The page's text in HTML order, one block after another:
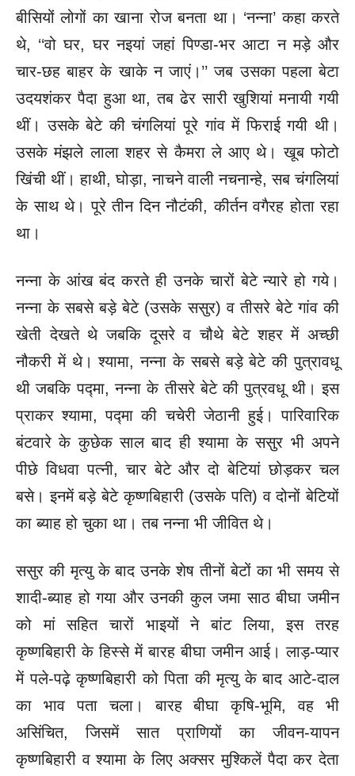
बीसियों लोगों का खाना रोज बनता था। ‘नन्ना’ कहा करते
थे, ‘‘वो घर, घर नइयां जहां पिण्डा-भर आटा न मड़े और
चार-छह बाहर के खाके न जाएं।’’ जब उसका पहला बेटा
उदयशंकर पैदा हुआ था, तब ढेर सारी खुशियांमनायी गयी
थीं। उसके बेटे की चंगलियां पूरे गांव में फिराई गयी थी।
उसके मंझले लाला शहर से कैमरा ले आए थे। खूब फोटो
खिंची थीं। हाथी, घोड़ा, नाचने वाली नचनान्हे, सब चंगलियां
के साथ थे। पूरे तीन दिन नौटंकी, कीर्तन वगैरह होता रहा
था।
नन्ना के आंख बंद करते ही उनके चारों बेटे न्यारे हो गये।
नन्ना के सबसे बड़े बेटे (उसके ससुर) व तीसरे बेटे गांव की
खेती देखते थे जबकि दूसरे व चौथे बेटे शहर में अच्छी
नौकरी में थे। श्यामा, नन्ना के सबसे बड़े बेटे की पुत्रावधू
थी जबकि पद्मा, नन्ना के तीसरे बेटे की पुत्रवधू थी। इस
प्राकर श्यामा, पद्मा की चचेरी जेठानी हुई। पारिवारिक
बंटवारे के कुछेक साल बाद ही श्यामा के ससुर भी अपने
पीछे विधवा पत्नी, चार बेटे और दो बेटियां छोड़कर चल
बसे। इनमें बड़े बेटेकृष्णबिहारी (उसके पति) व दोनों बेटियों
का ब्याह हो चुका था। तब नन्ना भी जीवित थे।
ससुर की मृत्यु के बाद उनके शेष तीनों बेटों का भी समय से
शादी-ब्याह हो गया और उनकी कुल जमा साठ बीघा जमीन
को मां सहित चारों भाइयों ने बांट लिया, इस तरह
कृष्णबिहारी के हिस्से में बारह बीघा जमीन आई। लाड़-प्यार
में पले-पढ़े कृष्णबिहारी को पिता की मृत्यु के बाद आटे-दाल
का भाव पता चला। बारह बीघा कृषि-भूमि, वह भी
असिंचित, जिसमें सात प्राणियों का जीवन-यापन
कृष्णबिहारी व श्यामा के लिए अक्सर मुश्किलें पैदा कर देता